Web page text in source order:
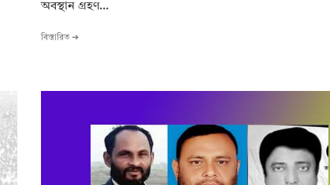
অবস্থান গ্রহণ...
বিস্তারিত ➔